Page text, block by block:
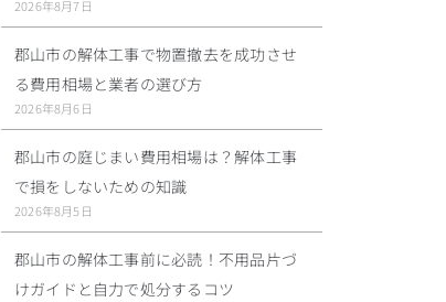
2026年8月7日
郡山市の解体工事で物置撤去を成功させ
る費用相場と業者の選び方
2026年8月6日
郡山市の庭じまい費用相場は？解体工事
で損をしないための知識
2026年8月5日
郡山市の解体工事前に必読！不用品片づ
けガイドと自力で処分するコツ